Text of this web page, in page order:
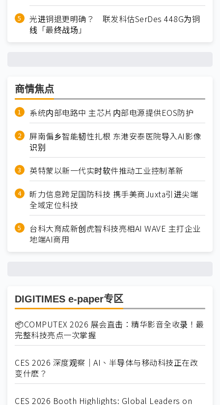
光进铜退更明确？ 联发科估SerDes 448G为铜
线「最终战场」
商情焦点
系统内部电路中 主芯片内部电源提供EOS防护
屏南偏乡智能韧性扎根 东港安泰医院导入AI影像
识别
英特蒙以新一代实时软件推动工业控制革新
昕力信息跨足国防科技 携手美商Juxta引进尖端
全域定位科技
台科大育成新创虎智科技亮相AI WAVE 主打企业
地端AI商用
DIGITIMES e-paper专区
📦COMPUTEX 2026 展会直击：精华影音全收录！最
完整科技亮点一次掌握
CES 2026 深度观察｜AI、半导体与移动科技正在改
变什麽？
CES 2026 Booth Highlights: Global Leaders on